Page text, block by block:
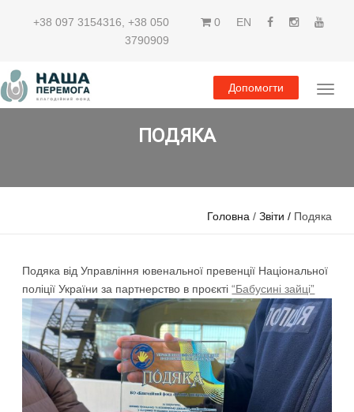
+38 097 3154316 +38 050
3790909
0 EN
Допомогти
ПОДЯКА
Головна / Звіти / Подяка
Подяка від Управління ювенальної превенції Національної
поліції України за партнерство в проєкті“Бабусині зайці”